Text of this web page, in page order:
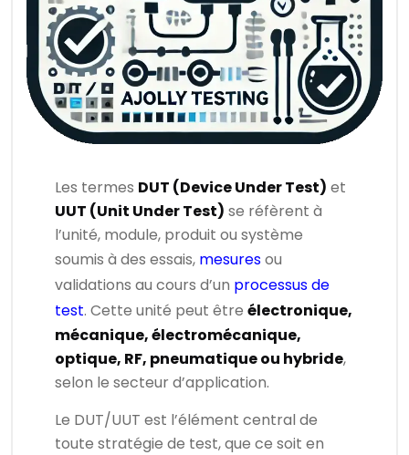
Les termes DUT (Device Under Test) et
UUT (Unit Under Test) se réfèrent à
l’unité, module, produit ou système
soumis à des essais, mesuresou
validations au cours d’un processus de
test. Cette unité peut êtreélectronique,
mécanique, électromécanique,
optique, RF, pneumatique ou hybride,
selon le secteur d’application.
Le DUT/UUT est l’élément central de
toute stratégie de test, que ce soit en